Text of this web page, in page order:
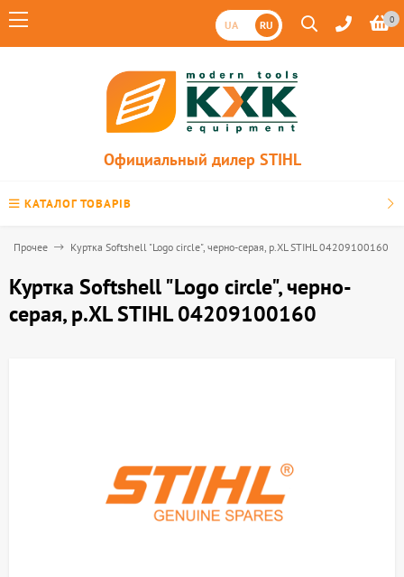
UA RU 0
Официальный дилер STIHL
КАТАЛОГ ТОВАРІВ
Прочее Куртка Softshell "Logo circle", черно-серая, р.XL STIHL 04209100160
Куртка Softshell "Logo circle", черно-
серая, р.XL STIHL 04209100160